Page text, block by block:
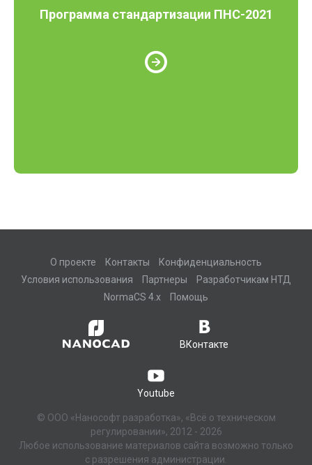
Программа стандартизации ПНС-2021
О проекте Контакты
Конфиденциальность
Условия использования
Партнеры
Разработчикам НТД
NormaCS 4.x
Помощь
ВКонтакте
Youtube
© ООО «Нанософт разработка», «Всё о техническом
регулировании», 2012 - 2026
Любое использование материалов сайта возможно только
с разрешения администрации.